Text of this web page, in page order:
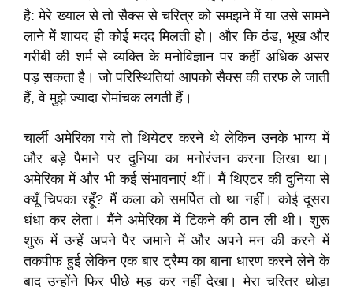
है: मेरे ख्याल से तो सैक्स से चरित्र को समझने में या उसे सामने
लाने में शायद ही कोई मदद मिलती हो। और कि ठंड, भूख और
गरीबी की शर्म से व्यक्ति के मनोविज्ञान पर कहीं अधिक असर
पड़ सकता है। जो परिस्थितियां आपको सैक्स की तरफ ले जाती
हैं, वे मुझे ज्यादा रोमांचक लगती हैं।
चार्ली अमेरिका गये तो थियेटर करने थे लेकिन उनके भाग्य में
और बड़े पैमाने पर दुनिया का मनोरंजन करना लिखा था।
अमेरिका में और भी कई संभावनाएंं थीं। मैं थिएटर की दुनिया से
क्यूँ चिपका रहूँ? मैं कला को समर्पित तो था नहीं। कोई दूसरा
धंधा कर लेता। मैंने अमेरिका में टिकने की ठान ली थी। शुरू
शुरू में उन्हें अपने पैर जमाने में और अपने मन की करने में
तकपीफ हुई लेकिन एक बार ट्रैम्प का बाना धारण करने लेने के
बाद उन्होंने फिर पीछे मुड़ कर नहीं देखा। मेरा चरित्र थोड़ा